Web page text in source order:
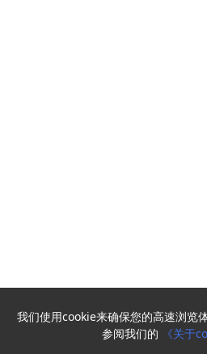
Powered by
我们使用cookie来确保您的高速浏览
参阅我们的
《关于